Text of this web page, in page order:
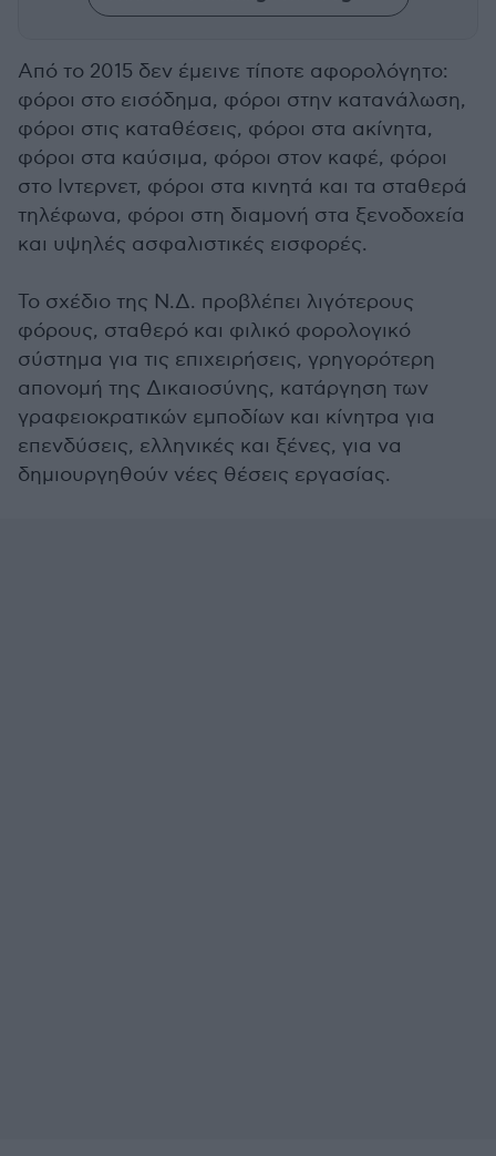
Από το 2015 δεν έμεινε τίποτε αφορολόγητο:
φόροι στο εισόδημα, φόροι στην κατανάλωση,
φόροι στις καταθέσεις, φόροι στα ακίνητα,
φόροι στα καύσιμα, φόροι στον καφέ, φόροι
στο Ιντερνετ, φόροι στα κινητά και τα σταθερά
τηλέφωνα, φόροι στη διαμονή στα ξενοδοχεία
και υψηλές ασφαλιστικές εισφορές.
Το σχέδιο της Ν.Δ. προβλέπει λιγότερους
φόρους, σταθερό και φιλικό φορολογικό
σύστημα για τις επιχειρήσεις, γρηγορότερη
απονομή της Δικαιοσύνης, κατάργηση των
γραφειοκρατικών εμποδίων και κίνητρα για
επενδύσεις, ελληνικές και ξένες, για να
δημιουργηθούν νέες θέσεις εργασίας.